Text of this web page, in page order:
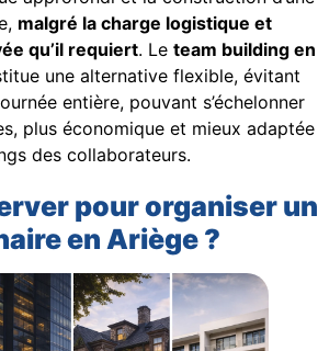
malgré la charge logistique et
qu’il requiert. Le team building en
une alternative flexible, évitant
entière, pouvant s’échelonner
plus économique et mieux adaptée
des collaborateurs.
pour organiser un
en Ariège ?